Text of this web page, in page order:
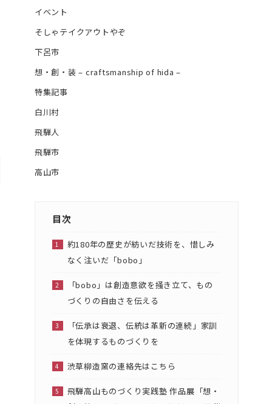
イベント
そしゃテイクアウトやぞ
下呂市
想・創・装 – craftsmanship of hida –
特集記事
白川村
飛騨人
飛騨市
高山市
目次
約180年の歴史が紡いだ技術を、惜しみ
なく注いだ「bobo」
「bobo」は創造意欲を掻き立て、もの
づくりの自由さを伝える
「伝承は衰退、伝統は革新の連続」家訓
を体現するものづくりを
渋草柳造窯の連絡先はこちら
飛騨高山ものづくり実践塾 作品展「想・